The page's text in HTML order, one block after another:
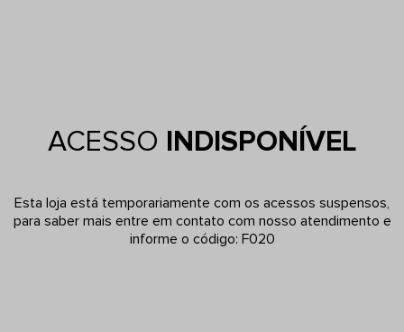
ACESSO INDISPONÍVEL
Esta loja está temporariamente com os acessos suspensos,
para saber mais entre em contato com nosso atendimento e
informe o código: F020